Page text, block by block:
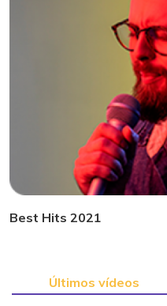
Best Hits 2021
Últimos vídeos